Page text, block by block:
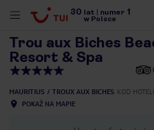
30 lat numer 1
w Polsce
Trou aux Biches
Resort & Spa
MAURITIUS TROUX AUX BICHES KOD
POKAŻ NA MAPIE